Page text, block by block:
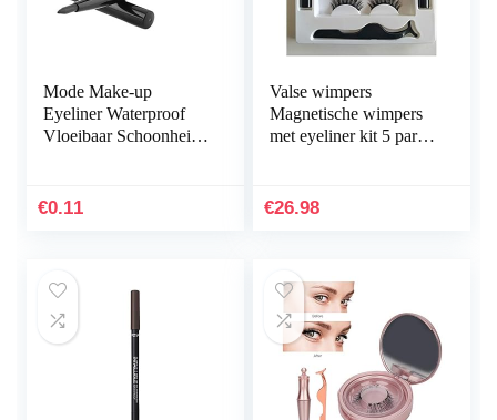
Mode Make-up
Eyeliner Waterproof
Vloeibaar Schoonheid
Langdurige
€0.11
Valse wimpers
Magnetische wimpers
met eyeliner kit 5 paren
wimpers natuurlijke
€26.98